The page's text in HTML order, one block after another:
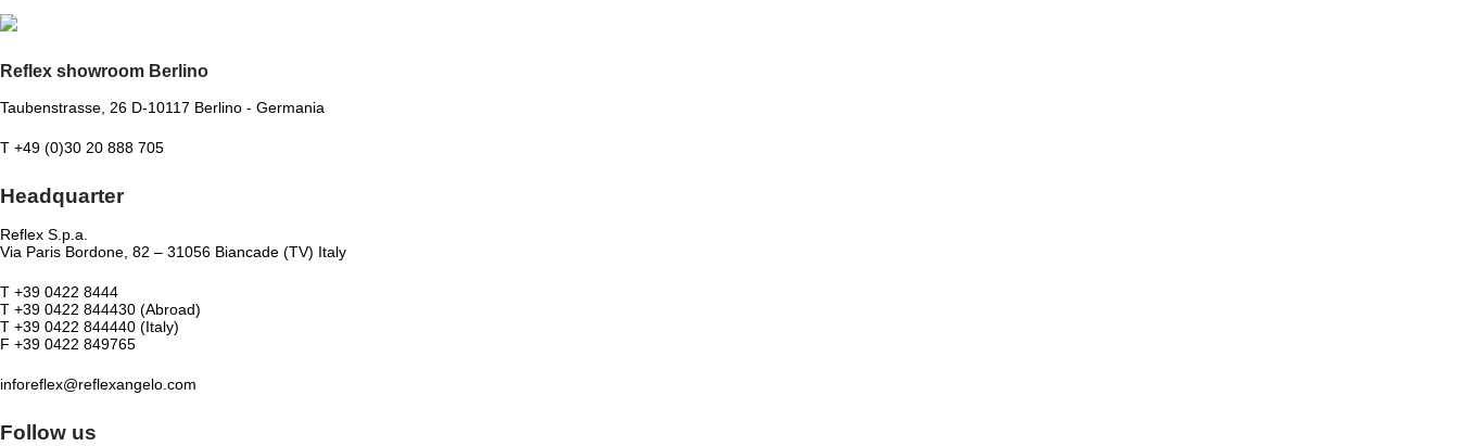
Reflex showroom Berlino
Taubenstrasse, 26 D-10117 Berlino - Germania
T +49 (0)30 20 888 705
Headquarter
Reflex S.p.a.
Via Paris Bordone, 82 – 31056 Biancade (TV) Italy
T +39 0422 8444
T +39 0422 844430 (Abroad)
T +39 0422 844440 (Italy)
F +39 0422 849765
inforeflex@reflexangelo.com
Follow us